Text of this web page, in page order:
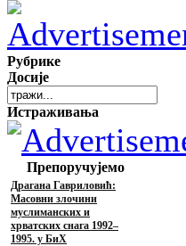
Рубрике
Досије
Истраживања
Препоручујемо
Драгана Гавриловић:
Масовни злочини
муслиманских и
хрватских снага 1992–
1995. у БиХ